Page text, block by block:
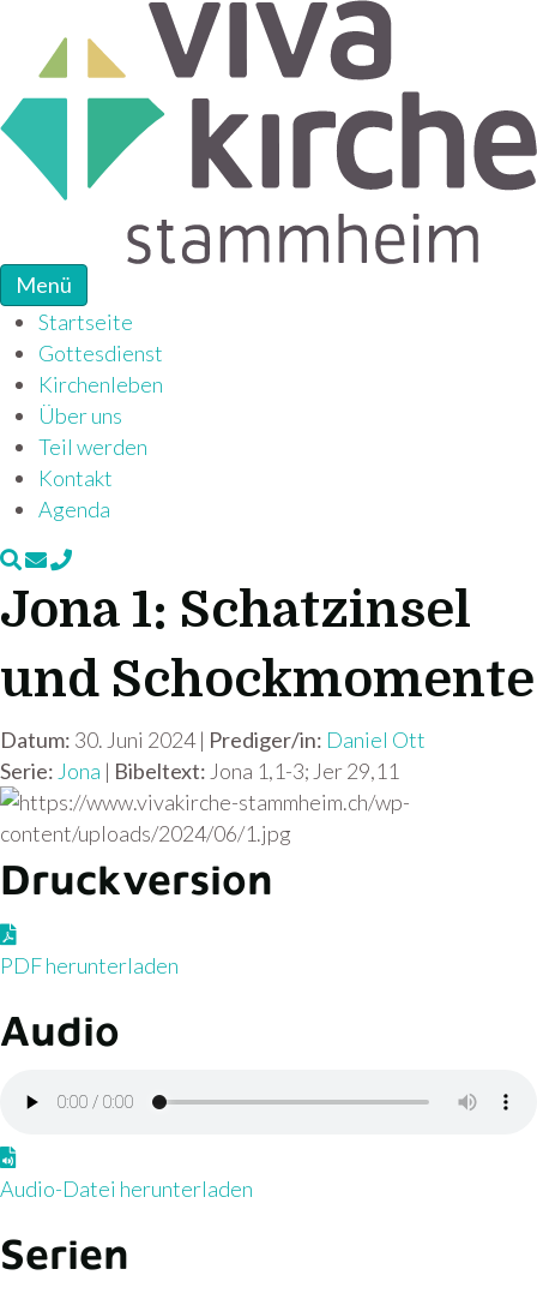
Menü
Startseite
Gottesdienst
Kirchenleben
Über uns
Teil werden
Kontakt
Agenda
Jona 1: Schatzinsel
und Schockmomente
Datum: 30. Juni 2024 | Prediger/in: Daniel Ott
Serie: Jona | Bibeltext: Jona 1,1-3; Jer 29,11
Druckversion
P
D
h
n
t
r
l
PDF herunterladen
Audio
A
u
i
Audio-Datei herunterladen
Serien